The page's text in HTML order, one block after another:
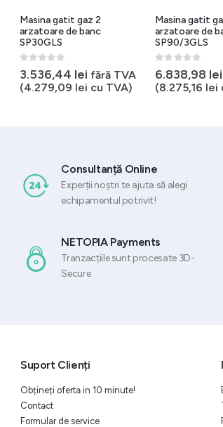
Masina gatit gaz 2
arzatoare de banc
SP30GLS
0out of 5
3.536,44 lei fără TVA
(4.279,09 lei cu TVA)
Masina gatit
arzatoare de
SP90/3GLS
0out of 5
6.838,98 lei
(8.275,16 lei
Consultanță Online
Experții noștri te ajuta să alegi
echipamentul potrivit!
NETOPIA Payments
Tranzacțiile sunt procesate 3D-
Secure
Suport Clienți
Obțineți oferta in 10 minute!
Contact
Formular de service